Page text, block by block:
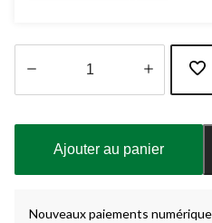
à
Ajouter au panier
Nouveaux paiements